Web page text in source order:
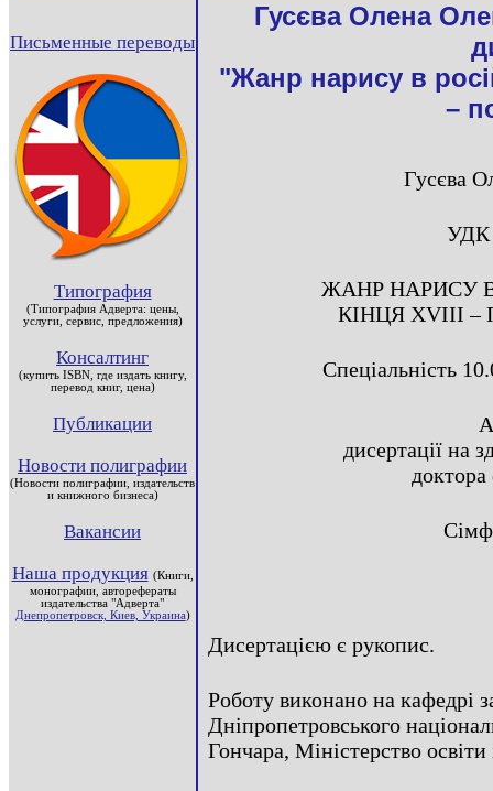
Письменные переводы
Типография
(Типография Адверта: цены,
услуги, сервис, предложения)
Консалтинг
(купить ISBN, где издать книгу,
перевод книг, цена)
Публикации
Новости полиграфии
(Новости полиграфии, издательств
и книжного бизнеса)
Вакансии
Наша продукция (Книги,
монографии, авторефераты
издательства "Адверта"
Днепропетровск, Киев, Украина)
Гусєва Олена
"Жанр нарису в
–
Гусєва
УДК
ЖАНР НАРИСУ В
КІНЦЯ XVIII –
Спеціальність
дисертації на
доктора
Дисертацією є рукопис.
Роботу виконано на кафедрі
Дніпропетровського
Гончара, Міністерство